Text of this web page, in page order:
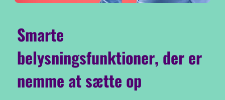
Smarte
belysningsfunktioner, der er
nemme at sætte op